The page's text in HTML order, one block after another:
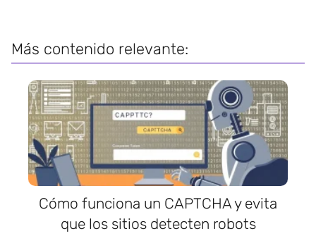
Más contenido relevante:
Cómo funciona un CAPTCHA y evita
que los sitios detecten robots